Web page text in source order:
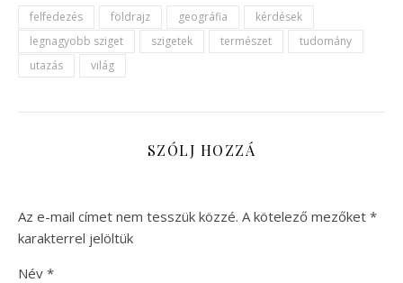
felfedezés földrajz geográfia
kérdések
legnagyobb sziget
szigetek természet
tudomány
utazás
világ
SZÓLJ HOZZÁ
Az e-mail címet nem tesszük közzé. A kötelező mezőket *
karakterrel jelöltük
Név *